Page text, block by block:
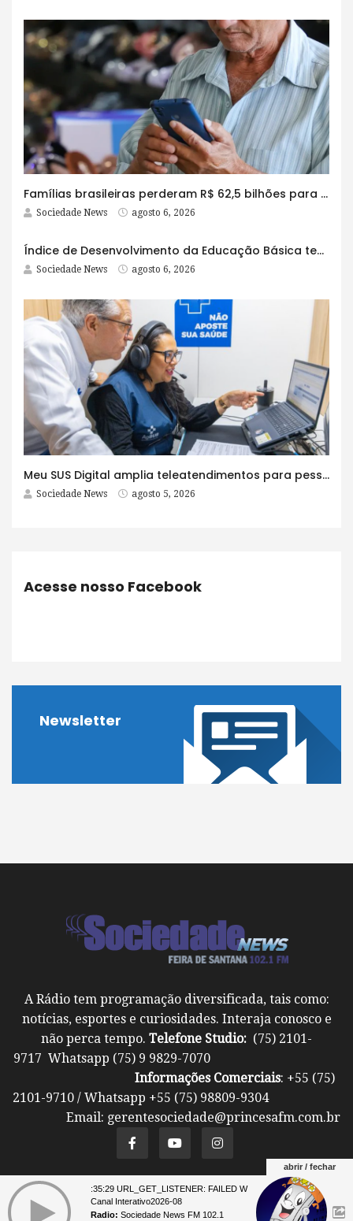
Famílias brasileiras perderam R$ 62,5 bilhões para bets em 2025
Sociedade News agosto 6, 2026
Índice de Desenvolvimento da Educação Básica tem elevação em todas as etapas
Sociedade News agosto 6, 2026
Meu SUS Digital amplia teleatendimentos para pessoas com problemas com jogos e apostas
Sociedade News agosto 5, 2026
Acesse nosso Facebook
Newsletter
A Rádio tem programação diversificada, tais como:
notícias, esportes e curiosidades. Interaja conosco e
não perca tempo. Telefone Studio: (75) 2101-
9717 Whatsapp (75) 9 9829-7070
Informações Comerciais: +55 (75)
2101-9710 / Whatsapp +55 (75) 98809-9304
Email: gerentesociedade@princesafm.com.br
Um site pertencente a Fundação Santo Antônio ©
Todos os direitos reservados.
abrir / fechar
07 23:35:29 URL_GET_LISTENER: FAILED WITH ERROR: **** 07
Canal Interativo2026-08
Radio: Sociedade News FM 102.1